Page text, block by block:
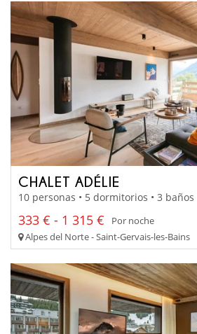
CHALET ADÉLIE
10 personas • 5 dormitorios • 3 baños
333 € - 1 315 €
Por noche
Alpes del Norte - Saint-Gervais-les-Bains